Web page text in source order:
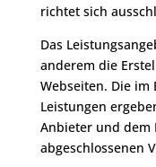
richtet sich
Das
anderem die
Webseiten. Die im
Leistungen
Anbieter und dem
abgeschlossenen